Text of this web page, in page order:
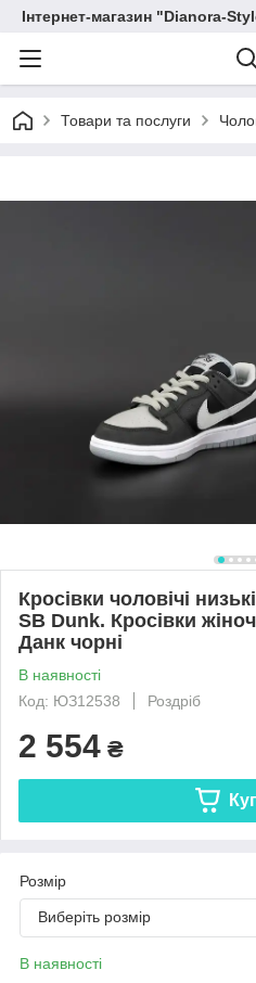
Інтернет-магазин "Dianora-
Товари та послуги
Кросівки чоловічі
SB Dunk. Кросівки
Данк чорні
В наявності
Код: ЮЗ12538
Роздріб
2 554 ₴
Розмір
Виберіть розмір
В наявності